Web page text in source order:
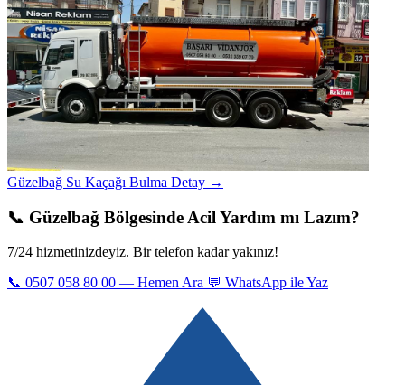
Güzelbağ Su Kaçağı Bulma Detay →
📞 Güzelbağ Bölgesinde Acil Yardım mı Lazım?
7/24 hizmetinizdeyiz. Bir telefon kadar yakınız!
📞 0507 058 80 00 — Hemen Ara 💬 WhatsApp ile Yaz